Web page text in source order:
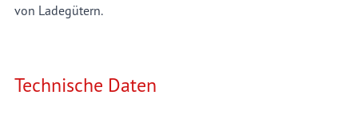
von Ladegütern.
Technische Daten